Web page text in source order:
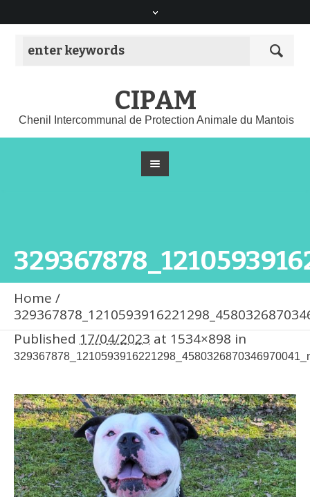
CIPAM
Chenil Intercommunal de Protection Animale du Mantois
Home /
Published 17/04/2023 at 1534×898 in